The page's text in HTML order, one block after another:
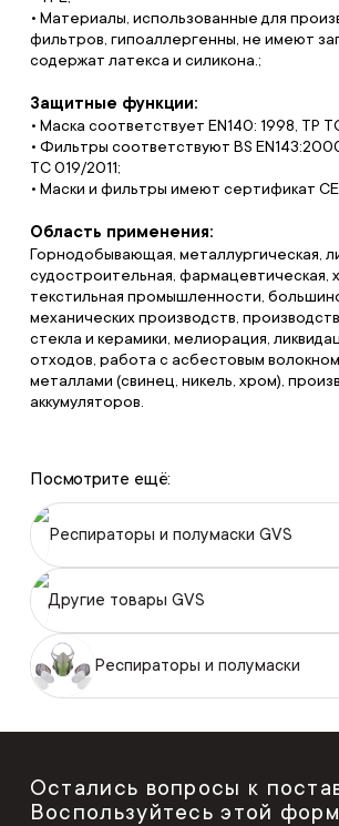
• Материалы, использованные для
фильтров, гипоаллергенны, не имеют
содержат латекса и силикона.;
Защитные функции:
• Маска соответствует EN140: 1998, ТР
• Фильтры соответствуют BS
ТС 019/2011;
• Маски и фильтры имеют сертификат
Область применения:
Горнодобывающая, металлургическая,
судостроительная, фармацевтическая,
текстильная промышленности,
механических производств,
стекла и керамики, мелиорация,
отходов, работа с асбестовым
металлами (свинец, никель, хром),
аккумуляторов.
Посмотрите ещё:
Респираторы и полумаски GVS
Другие товары GVS
Респираторы и полумаски
Остались вопросы к
Воспользуйтесь этой